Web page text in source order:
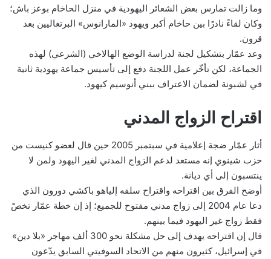
وما زالت تمارس بعض الشعائر اليهودية في منزل الحاخام بوعز باش؛
وكان لقاءً نادرًا بين حاخام أكبر ويهود «المارانوس» البرتغاليين بعد
قرون.
وعد عمّار بتشكيل لجنة لدراسة الوضع الهالاخي (الشرعي) لهذه
الجماعة، لكن تأخّر عمل اللجنة دفع إلى تأسيس جماعة يهودية ثانية
في لشبونة لضمان الاعتراف ببني أنوسيم كيهود.
اقتراح الزواج المدني
أثار عمّار ضجة إعلامية في سبتمبر 2005 حين قال لعضو كنيست من
حزب شينوي إنه مستعد لدعم الزواج المدني لغير اليهود ولمن لا
ينتسبون إلى أي ديانة.
أوضح الفرق بين اقتراحه واقتراح سلفه إلياهو باكشي دورون الذي
دعا عام 2004 إلى زواج مدني مفتوح للجميع؛ إذ إن خطة عمّار تخصّ
فقط زواج غير اليهود فيما بينهم.
قال إن اقتراحه يهدف إلى حل مشكلة نحو 300 ألف مهاجر «بلا دين»
في إسرائيل، كثيرون منهم من الاتحاد السوفيتي السابق يدّعون